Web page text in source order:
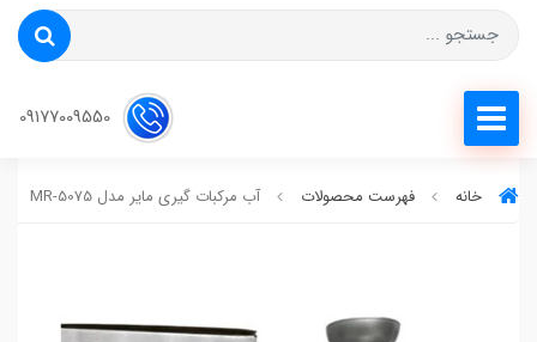
خانه فهرست محصولات آب مرکبات گیری مایر مدل MR-5075